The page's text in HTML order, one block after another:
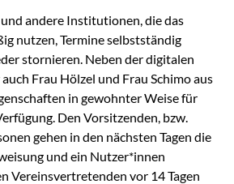
andere Institutionen, die das
nutzen, Termine selbstständig
stornieren. Neben der digitalen
Frau Hölzel und Frau Schimo aus
in gewohnter Weise für
Den Vorsitzenden, bzw.
gehen in den nächsten Tagen die
und ein Nutzer*innen
Vereinsvertretenden vor 14 Tagen